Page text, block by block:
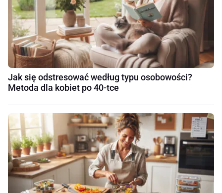
Jak się odstresować według typu osobowości?
Metoda dla kobiet po 40-tce